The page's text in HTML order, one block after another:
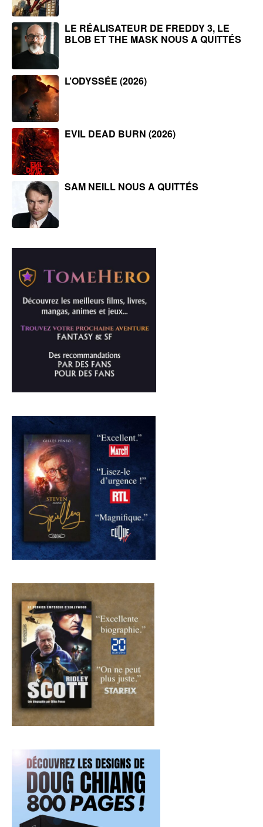
LE RÉALISATEUR DE FREDDY 3, LE
BLOB ET THE MASK NOUS A QUITTÉS
L’ODYSSÉE (2026)
EVIL DEAD BURN (2026)
SAM NEILL NOUS A QUITTÉS